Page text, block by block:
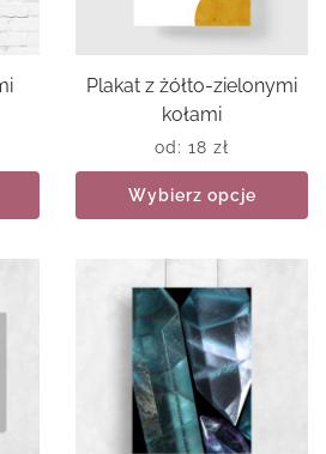
Plakat z żółto-zielonymi
kołami
od: 18 zł
Wybierz opcje